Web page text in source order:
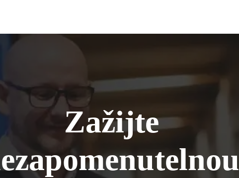
Zažijte